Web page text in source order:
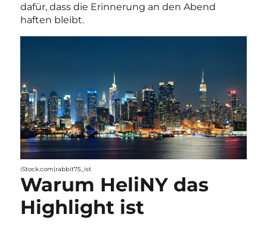
dafür, dass die Erinnerung an den Abend
haften bleibt.
iStock.com|rabbit75_ist
Warum HeliNY das
Highlight ist